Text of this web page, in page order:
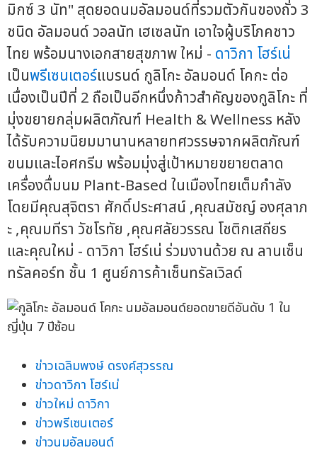
มิกซ์ 3 นัท" สุดยอดนมอัลมอนด์ที่รวมตัวกันของถั่ว 3
ชนิด อัลมอนด์ วอลนัท เฮเซลนัท เอาใจผู้บริโภคชาว
ไทย พร้อมนางเอกสายสุขภาพ ใหม่ - ดาวิกา โฮร์เน่
เป็นพรีเซนเตอร์แบรนด์ กูลิโกะ อัลมอนด์ โคกะ ต่อ
เนื่องเป็นปีที่ 2 ถือเป็นอีกหนึ่งก้าวสำคัญของกูลิโกะ ที่
มุ่งขยายกลุ่มผลิตภัณฑ์ Health & Wellness หลัง
ได้รับความนิยมมานานหลายทศวรรษจากผลิตภัณฑ์
ขนมและไอศกรีม พร้อมมุ่งสู่เป้าหมายขยายตลาด
เครื่องดื่มนม Plant-Based ในเมืองไทยเต็มกำลัง
โดยมีคุณสุจิตรา ศักดิ์ประศาสน์ ,คุณสมัชญ์ องศุลาภ
ะ ,คุณมทีรา วัชโรทัย ,คุณศลัยวรรณ โชติกเสถียร
และคุณใหม่ - ดาวิกา โฮร์เน่ ร่วมงานด้วย ณ ลานเซ็น
ทรัลคอร์ท ชั้น 1 ศูนย์การค้าเซ็นทรัลเวิลด์
ข่าวเฉลิมพงษ์ ดรงค์สุวรรณ
ข่าวดาวิกา โฮร์เน่
ข่าวใหม่ ดาวิกา
ข่าวพรีเซนเตอร์
ข่าวนมอัลมอนด์